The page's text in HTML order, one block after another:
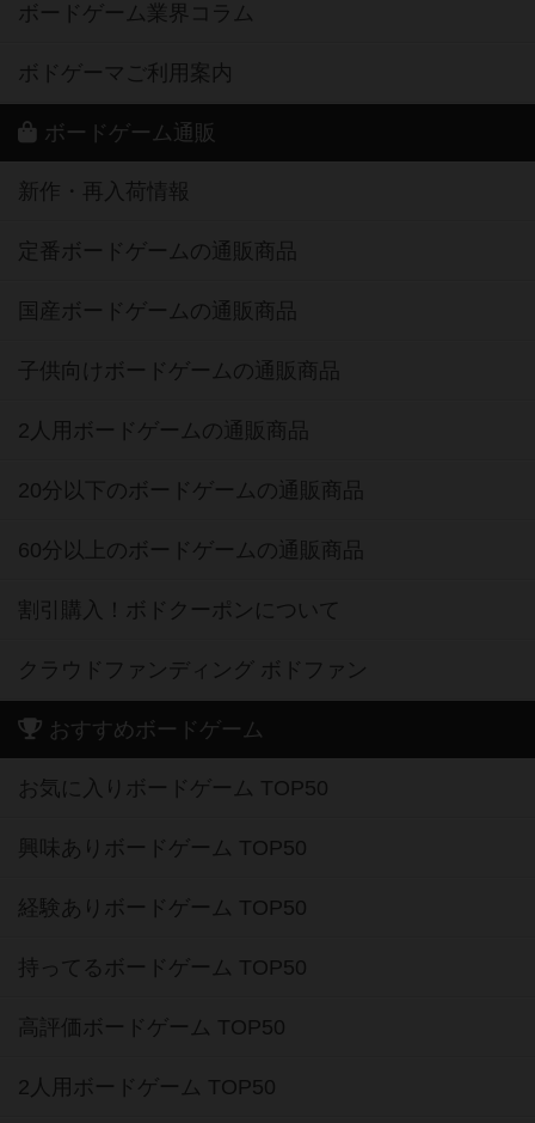
ボードゲーム業界コラム
ボドゲーマご利用案内
ボードゲーム通販
新作・再入荷情報
定番ボードゲームの通販商品
国産ボードゲームの通販商品
子供向けボードゲームの通販商品
2人用ボードゲームの通販商品
20分以下のボードゲームの通販商品
60分以上のボードゲームの通販商品
割引購入！ボドクーポンについて
クラウドファンディング ボドファン
おすすめボードゲーム
お気に入りボードゲーム TOP50
興味ありボードゲーム TOP50
経験ありボードゲーム TOP50
持ってるボードゲーム TOP50
高評価ボードゲーム TOP50
2人用ボードゲーム TOP50